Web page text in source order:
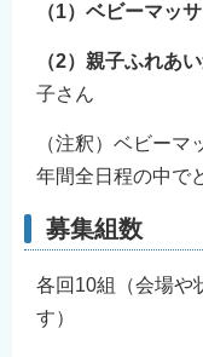
（1）ベビーマッ
（2）親子ふれあ
子さん
（注釈）ベビーマ
年間全日程の中で
募集組数
各回10組（会場や
す）